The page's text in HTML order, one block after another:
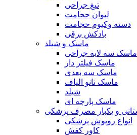
تیغ جراحی
لیوان حجامت
دسته وکیوم حجامت
بادکش برقی
ماسک و شیلد
ماسک سه لایه جراحی
ماسک فیلتر دار
ماسک سه بعدی
ماسک نانو الیاف
شیلد
ماسک پارچه ای
و یکبار مصرف پزشکی
انواع روپوش پزشکی
کاور کفش